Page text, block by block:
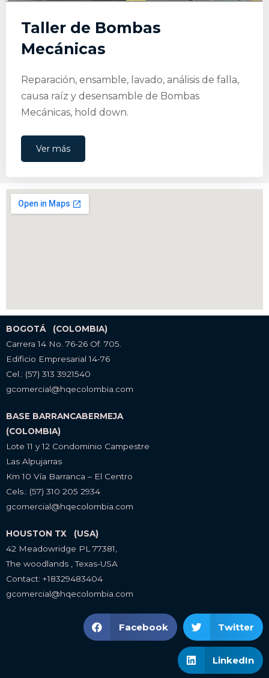
Taller de Bombas
Mecánicas
Reparación, ensamble, lavado, análisis de falla,
causa raíz y desensamble de Bombas
Mecánicas, hold down.
Ver más
BOGOTÁ (COLOMBIA)
Carrera 14 No. 76-26 Of. 705.
Edificio Empresarial 14-76
Cel.: (57) 313 3921540
gcomercial@hqecolombia.com
BASE BARRANCABERMEJA
(COLOMBIA)
Lote 11 y 12 Condominio Campestre
Las Alpujarras
Km 10 Vía Barranca – El Centro
Cels.: (57) 310 205 2934
gcomercial@hqecolombia.com
HOUSTON TX (USA)
42 Meadowridge PL 77381,
The woodlands , Texas-USA
Contact: +18329483404
gcomercial@hqecolombia.com
Facebook Twitter
LinkedIn